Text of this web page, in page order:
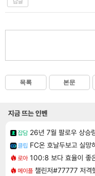
목록 본문
지금 뜨는 인벤
잡담 26년 7월 팔로우 상
클립 FC온 호날두보고 실망
로아 100:8 보다 효율이 좋
메이플 챌린저#77777 저격